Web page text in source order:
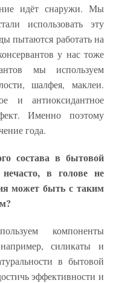
идёт снаружи. Мы
использовать эту
пытаются работать на
у нас тоже
мы используем
шалфея, маклеи.
и антиоксидантное
Именно поэтому
года.
состава в бытовой
в голове не
может быть с таким
компоненты
силикаты и
в бытовой
эффективности и